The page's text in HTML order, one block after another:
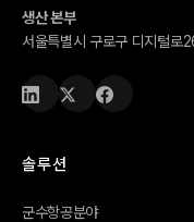
생산 본부
서울특별시 구로구 디지털
솔루션
군수항공분야